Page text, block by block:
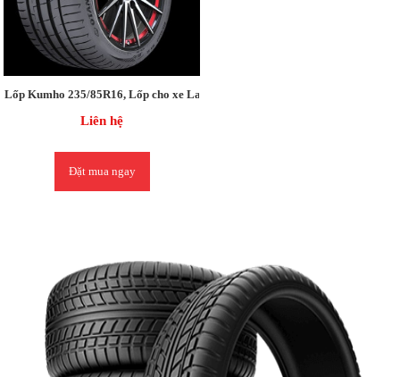
Lốp Kumho 235/85R16, Lốp cho xe Land Cruiser
Liên hệ
Đặt mua ngay